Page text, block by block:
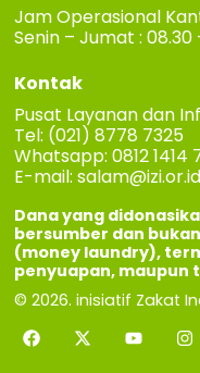
Jam Operasional
Senin – Jumat : 08.30
Kontak
Pusat Layanan dan
Tel: (021) 8778 7325
Whatsapp: 0812 1414
E-mail:salam@izi.or.id
Dana yang
bersumber dan
(money laundry),
penyuapan, maupun
© 2026. inisiatif Zakat